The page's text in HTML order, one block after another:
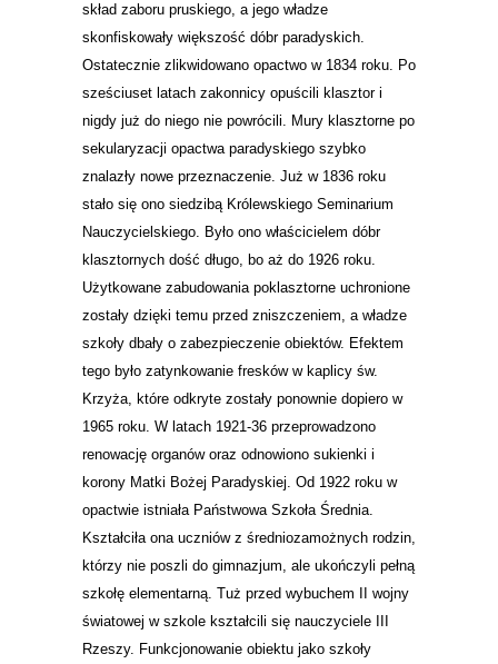
skład zaboru pruskiego, a jego władze
skonfiskowały większość dóbr paradyskich.
Ostatecznie zlikwidowano opactwo w 1834 roku. Po
sześciuset latach zakonnicy opuścili klasztor i
nigdy już do niego nie powrócili. Mury klasztorne po
sekularyzacji opactwa paradyskiego szybko
znalazły nowe przeznaczenie. Już w 1836 roku
stało się ono siedzibą Królewskiego Seminarium
Nauczycielskiego. Było ono właścicielem dóbr
klasztornych dość długo, bo aż do 1926 roku.
Użytkowane zabudowania poklasztorne uchronione
zostały dzięki temu przed zniszczeniem, a władze
szkoły dbały o zabezpieczenie obiektów. Efektem
tego było zatynkowanie fresków w kaplicy św.
Krzyża, które odkryte zostały ponownie dopiero w
1965 roku. W latach 1921-36 przeprowadzono
renowację organów oraz odnowiono sukienki i
korony Matki Bożej Paradyskiej. Od 1922 roku w
opactwie istniała Państwowa Szkoła Średnia.
Kształciła ona uczniów z średniozamożnych rodzin,
którzy nie poszli do gimnazjum, ale ukończyli pełną
szkołę elementarną. Tuż przed wybuchem II wojny
światowej w szkole kształcili się nauczyciele III
Rzeszy. Funkcjonowanie obiektu jako szkoły